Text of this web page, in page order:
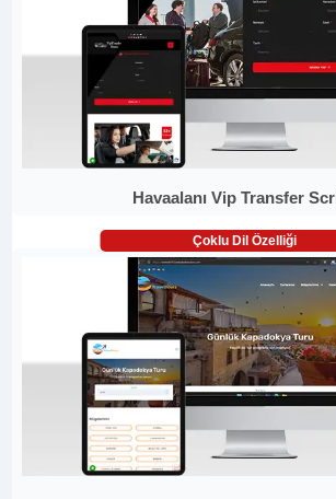
Havaalanı Vip Transfer
Çoklu Dil Özelliği